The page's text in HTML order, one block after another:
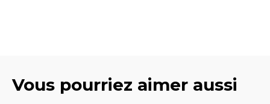
Vous pourriez aimer aussi